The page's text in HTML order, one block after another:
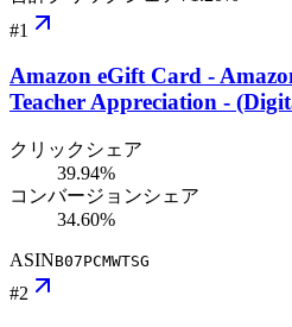
#1
Amazon eGift Card -
Teacher Appreciation -
クリックシェア
39.94%
コンバージョンシェア
34.60%
ASINB07PCMWTSG
#2